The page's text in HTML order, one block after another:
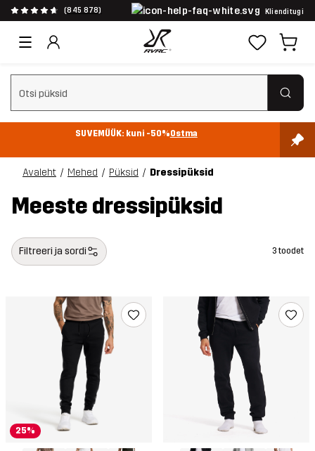
(845 878) Klienditugi
Tühjenda otsing
SUVEMÜÜK: kuni -50%Ostma
Avaleht Mehed Püksid Dressipüksid
Meeste dressipüksid
Filtreeri ja sordi 3 toodet
25%